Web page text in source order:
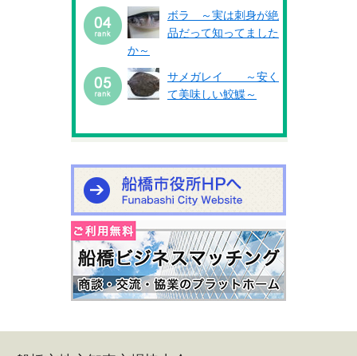
ボラ ～実は刺身が絶
品だって知ってました
か～
サメガレイ ～安く
て美味しい鮫鰈～